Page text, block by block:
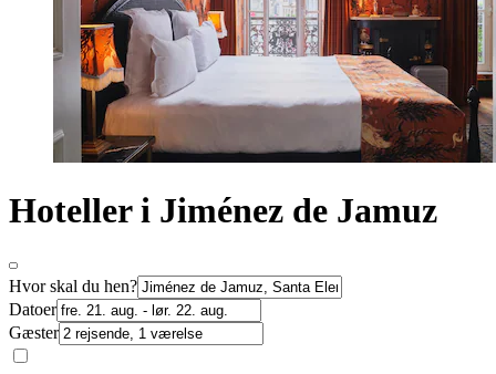
Hoteller i Jiménez de Jamuz
Hvor skal du hen?
Datoer
Gæster